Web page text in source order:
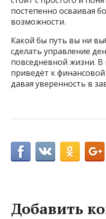
постепенно осваивая
возможности.
Какой бы путь вы ни
сделать управление
повседневной жизни. В
приведёт к
давая уверенность в
Добавить